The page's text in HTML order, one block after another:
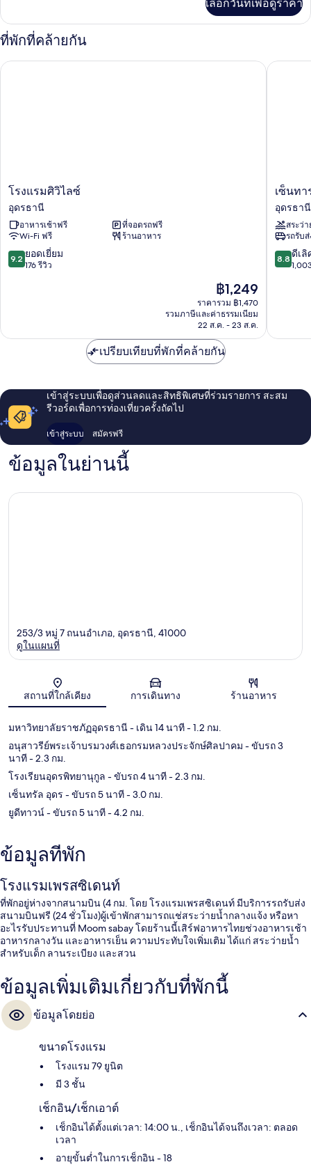
ซ์
ดับเบิล
พัก
เกี่ยว
กับ
ห้อง
ลัก
เลือกวันที่เพื่อดูราคา
ที่พักที่คล้ายกัน
โรงแรม
อุดรธานี
โรงแรมศิวิไลซ์
อุดรธานี
อาหารเช้าฟรี
ที่จอดรถฟรี
Wi-Fi ฟรี
ร้านอาหาร
9.2
จาก
9.2 ยอดเยี่ยม
176 รีวิว
ราคา
ปัจจุบัน
คือ
฿1,249
฿1,249
ราคารวม ฿1,470
รวมภาษีและค่าธรรมเนียม
22 ส.ค. - 23 ส.ค.
โรงแรมศิวิไลซ์
เซ็น
อุดร
อุดรธานี
เซ็นทา
อุดรธานี
สระว่
รถรับ
8.8
จาก
8.8 ดีเลิ
เซ็นทาร
เปรียบเทียบที่พักที่คล้ายกัน
เข้าสู่ระบบเพื่อดูส่วนลดและสิทธิพิเศษที่ร่วมรายการ สะสม
รีวอร์ดเพื่อการท่องเที่ยวครั้งถัดไป
เข้าสู่ระบบ สมัครฟรี
ข้อมูลในย่านนี้
แผนที่
253/3 หมู่ 7 ถนนอำเภอ, อุดรธานี, 41000
ดูในแผนที่
สถานที่ใกล้เคียง การเดินทาง ร้านอาหาร
มหาวิทยาลัยราชภัฏอุดรธานี- เดิน 14 นาที- 1.2 กม.
อนุสาวรีย์พระเจ้าบรมวงศ์เธอกรมหลวงประจักษ์ศิลปาคม - ขับรถ 3
นาที- 2.3 กม.
โรงเรียนอุดรพิทยานุกูล - ขับรถ 4 นาที- 2.3 กม.
เซ็นทรัล อุดร - ขับรถ 5 นาที- 3.0 กม.
ยูดีทาวน์- ขับรถ 5 นาที- 4.2 กม.
ข้อมูลที่พัก
โรงแรมเพรสซิเดนท์
ที่พักอยู่ห่างจากสนามบิน (4 กม. โดย โรงแรมเพรสซิเดนท์ มีบริการรถรับส่ง
สนามบินฟรี (24 ชั่วโมง)ผู้เข้าพักสามารถแช่สระว่ายน้ำกลางแจ้ง หรือหา
อะไรรับประทานที่ Moom sabay โดยร้านนี้เสิร์ฟอาหารไทยช่วงอาหารเช้า
อาหารกลางวัน และอาหารเย็น ความประทับใจเพิ่มเติม ได้แก่ สระว่ายน้ำ
สำหรับเด็ก ลานระเบียง และสวน
ข้อมูลเพิ่มเติมเกี่ยวกับที่พักนี้
ข้อมูลโดยย่อ
ขนาดโรงแรม
โรงแรม 79 ยูนิต
มี 3 ชั้น
เช็กอิน/เช็กเอาต์
เช็กอินได้ตั้งแต่เวลา: 14:00 น., เช็กอินได้จนถึงเวลา: ตลอด
เวลา
อายุขั้นต่ำในการเช็กอิน - 18